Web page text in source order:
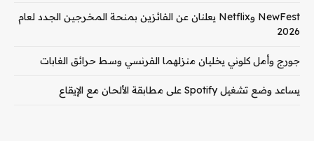
NewFest وNetflix يعلنان عن الفائزين بمنحة المخرجين الجدد لعام
2026
جورج وأمل كلوني يخليان منزلهما الفرنسي وسط حرائق الغابات
يساعد وضع تشغيل Spotify على مطابقة الألحان مع الإيقاع